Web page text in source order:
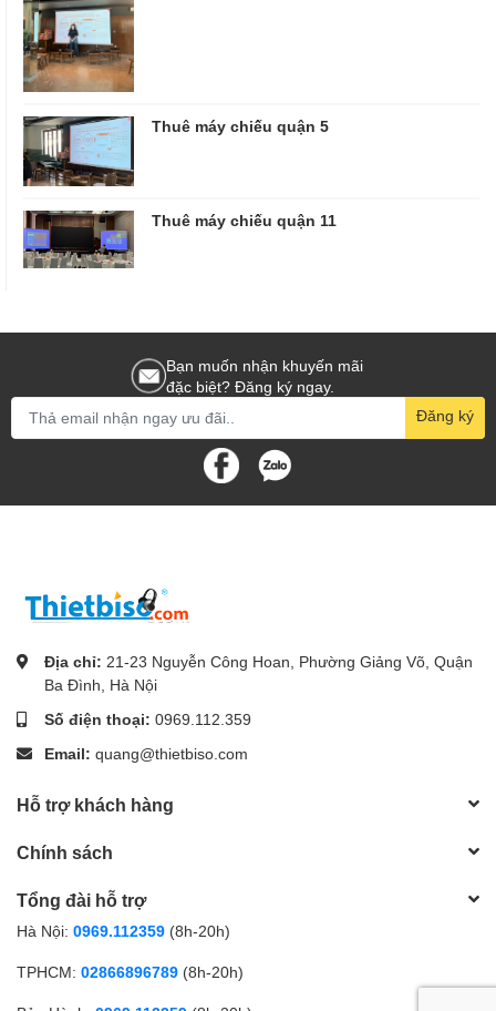
Thuê máy chiếu quận 5
Thuê máy chiếu quận 11
Bạn muốn nhận khuyến mãi
đặc biệt? Đăng ký ngay.
Đăng ký
Địa chỉ: 21-23 Nguyễn Công Hoan, Phường Giảng Võ, Quận
Ba Đình, Hà Nội
Số điện thoại: 0969.112.359
Email: quang@thietbiso.com
Hỗ trợ khách hàng
Chính sách
Tổng đài hỗ trợ
Hà Nội: 0969.112359 (8h-20h)
TPHCM: 02866896789 (8h-20h)